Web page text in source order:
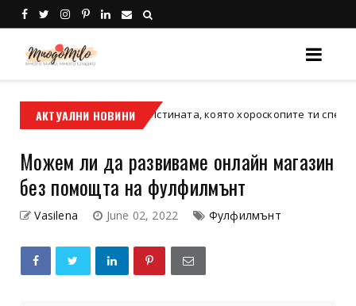
АКТУАЛНИ НОВИНИ
между зодиите: Истината, която хороскопите ти спестяват
Можем ли да развиваме онлайн магазин
без помощта на фулфилмънт
Vasilena June 02, 2022 Фулфилмънт